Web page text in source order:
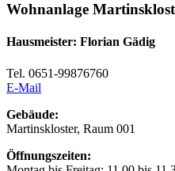
Wohnanlage
Hausmeister: Florian Gädig
Tel. 0651-99876760
E-Mail
Gebäude:
Martinskloster, Raum 001
Öffnungszeiten: